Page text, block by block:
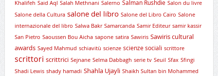
Khalifeh Said Aql Salah Methnani Salerno Salman Rushdie Salon du livre
Salone della Cultura salone del libro Salone del Libro Cairo Salone
internazionale del libro Salwa Bakr Samarcanda Samir Editeur samir kassir
San Pietro Saoussen Bou Aicha sapone satira Sawiris Sawiris cultural
awards Sayed Mahmud schiavitù scienze scienze sociali scrittore
scrittori scrittrici Sejnane Selma Dabbagh serie tv Seuil Sfax Sfingi
Shadi Lewis shady hamadi Shahla Ujayli Shaikh Sultan bin Mohammed